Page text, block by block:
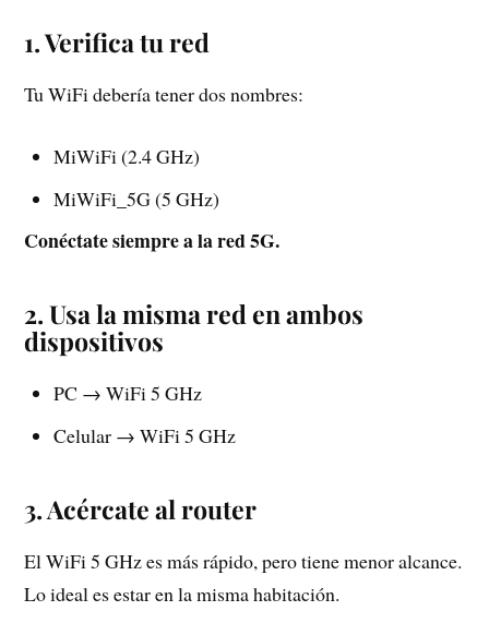
1. Verifica tu red
Tu WiFi debería tener dos nombres:
MiWiFi (2.4 GHz)
MiWiFi_5G (5 GHz)
Conéctate siempre a la red 5G.
2. Usa la misma red en ambos
dispositivos
PC → WiFi 5 GHz
Celular → WiFi 5 GHz
3. Acércate al router
El WiFi 5 GHz es más rápido, pero tiene menor alcance.
Lo ideal es estar en la misma habitación.